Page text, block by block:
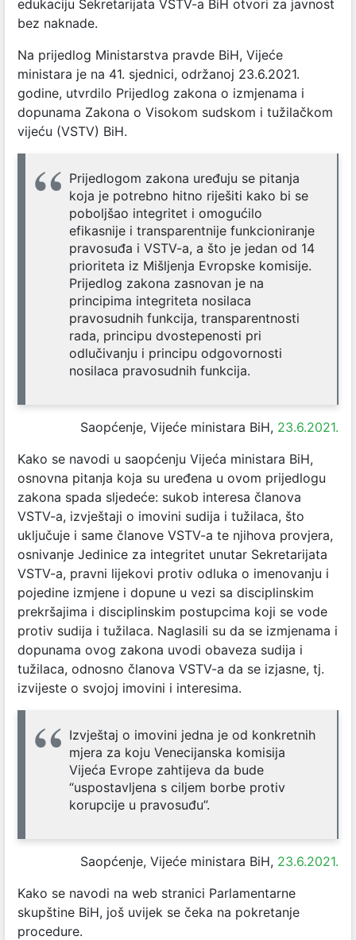
edukaciju Sekretarijata VSTV-a BiH otvori za javnost
bez naknade.
Na prijedlog Ministarstva pravde BiH, Vijeće
ministara je na 41. sjednici, održanoj 23.6.2021.
godine, utvrdilo Prijedlog zakona o izmjenama i
dopunama Zakona o Visokom sudskom i tužilačkom
vijeću (VSTV) BiH.
Prijedlogom zakona uređuju se pitanja
koja je potrebno hitno riješiti kako bi se
poboljšao integritet i omogućilo
efikasnije i transparentnije funkcioniranje
pravosuđa i VSTV-a, a što je jedan od 14
prioriteta iz Mišljenja Evropske komisije.
Prijedlog zakona zasnovan je na
principima integriteta nosilaca
pravosudnih funkcija, transparentnosti
rada, principu dvostepenosti pri
odlučivanju i principu odgovornosti
nosilaca pravosudnih funkcija.
Saopćenje, Vijeće ministara BiH, 23.6.2021.
Kako se navodi u saopćenju Vijeća ministara BiH,
osnovna pitanja koja su uređena u ovom prijedlogu
zakona spada sljedeće: sukob interesa članova
VSTV-a, izvještaji o imovini sudija i tužilaca, što
uključuje i same članove VSTV-a te njihova provjera,
osnivanje Jedinice za integritet unutar Sekretarijata
VSTV-a, pravni lijekovi protiv odluka o imenovanju i
pojedine izmjene i dopune u vezi sa disciplinskim
prekršajima i disciplinskim postupcima koji se vode
protiv sudija i tužilaca. Naglasili su da se izmjenama i
dopunama ovog zakona uvodi obaveza sudija i
tužilaca, odnosno članova VSTV-a da se izjasne, tj.
izvijeste o svojoj imovini i interesima.
Izvještaj o imovini jedna je od konkretnih
mjera za koju Venecijanska komisija
Vijeća Evrope zahtijeva da bude
“uspostavljena s ciljem borbe protiv
korupcije u pravosuđu”.
Saopćenje, Vijeće ministara BiH, 23.6.2021.
Kako se navodi na web stranici Parlamentarne
skupštine BiH, još uvijek se čeka na pokretanje
procedure.